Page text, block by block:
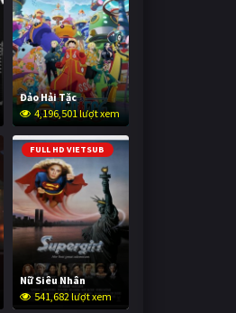
Đảo Hải Tặc
4,196,501 lượt xem
FULL HD VIETSUB
Nữ Siêu Nhân
541,682 lượt xem